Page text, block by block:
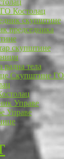
Костолац
скупштине
председника
скупштине
радна тела
Скупштине ГО
Управе
Управе